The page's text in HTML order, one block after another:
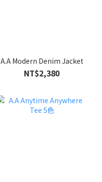
A.A Modern Denim Jacket
NT$2,380